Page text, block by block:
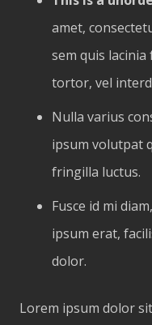
amet,
sem quis
tortor, vel
Nulla varius
ipsum volutpat
fringilla luctus.
Fusce id mi
ipsum erat,
dolor.
Lorem ipsum dolor